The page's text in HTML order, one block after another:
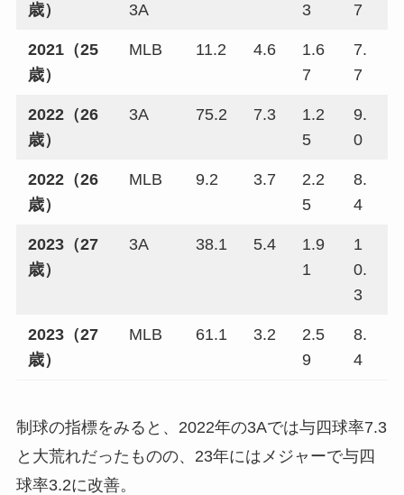
歳）
3A
3
7
2021（25
歳）
MLB 11.2 4.6
1.6
7
7.
7
2022（26
歳）
3A 75.2 7.3
1.2
5
9.
0
2022（26
歳）
MLB 9.2 3.7
2.2
5
8.
4
2023（27
歳）
3A 38.1 5.4
1.9
1
1
0.
3
2023（27
歳）
MLB 61.1 3.2
2.5
9
8.
4
制球の指標をみると、2022年の3Aでは与四球率7.3
と大荒れだったものの、23年にはメジャーで与四
球率3.2に改善。